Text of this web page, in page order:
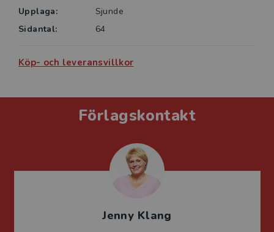
Upplaga:
Sjunde
Sidantal:
64
Köp- och leveransvillkor
Förlagskontakt
Jenny Klang